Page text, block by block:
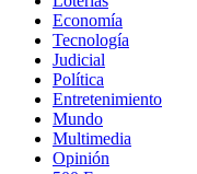
Economía
Tecnología
Judicial
Política
Entretenimiento
Mundo
Multimedia
Opinión